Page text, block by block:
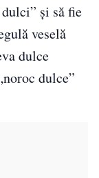
și să fie
veselă
dulce
dulce”